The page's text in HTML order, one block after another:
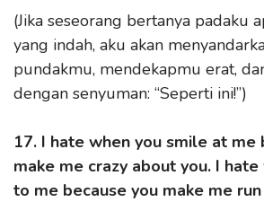
(Jika seseorang bertanya padaku
yang indah, aku akan
pundakmu, mendekapmu erat,
dengan senyuman: “Seperti ini!”)
17. I hate when you smile at me
make me crazy about you. I
to me because you make me